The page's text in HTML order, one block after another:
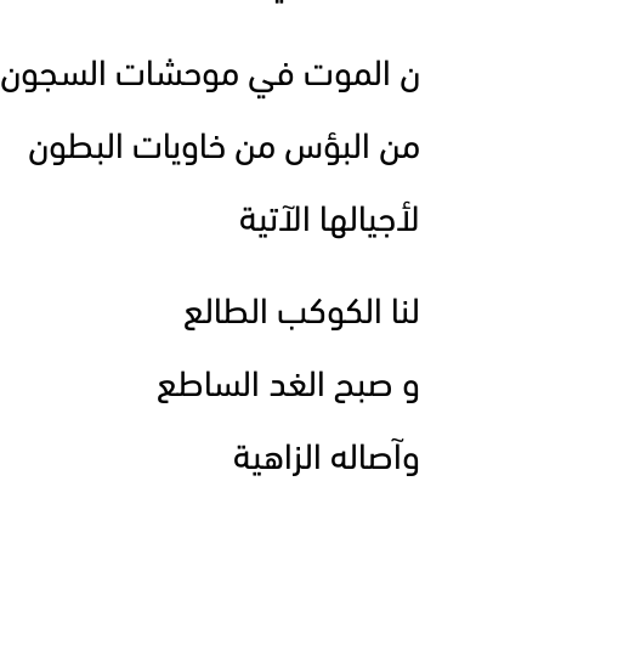
ن الموت في موحشات السجون
من البؤس من خاويات البطون
لأجيالها الآتية
لنا الكوكب الطالع
و صبح الغد الساطع
وآصاله الزاهية